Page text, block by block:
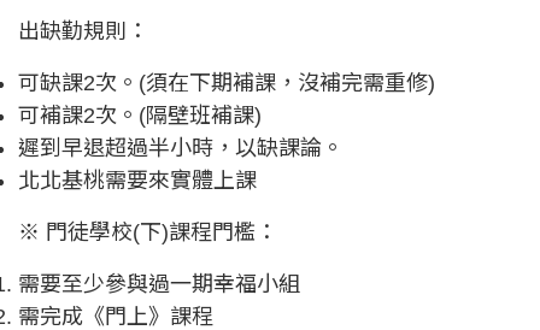
出缺勤規則：
可缺課2次。(須在下期補課，沒補完需重修)
可補課2次。(隔壁班補課)
遲到早退超過半小時，以缺課論。
北北基桃需要來實體上課
※ 門徒學校(下)課程門檻：
需要至少參與過一期幸福小組
需完成《門上》課程